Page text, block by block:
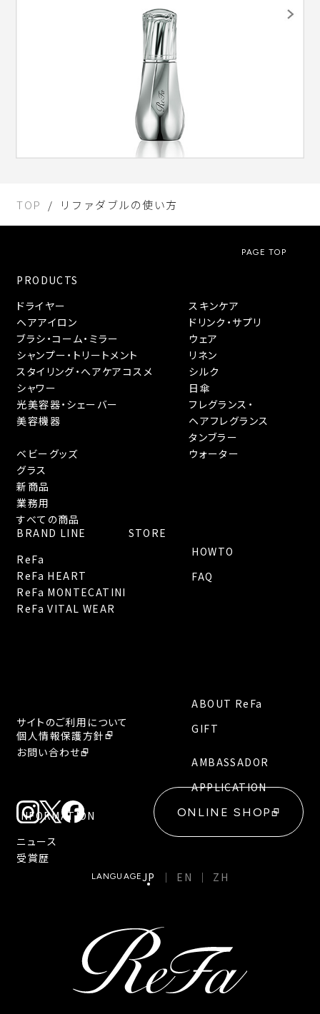
TOP リファダブルの使い方
PAGE TOP
PRODUCTS
ドライヤー
ヘアアイロン
ブラシ・コーム・ミラー
シャンプー・トリートメント
スタイリング・へアケアコスメ
シャワー
光美容器・シェーバー
美容機器
スキンケア
ドリンク・サプリ
ウェア
リネン
シルク
日傘
フレグランス・
ヘアフレグランス
タンブラー
ベビーグッズ
ウォーター
グラス
新商品
業務用
すべての商品
HOWTO
FAQ
BRAND LINE
ReFa
ReFa HEART
ReFa MONTECATINI
ReFa VITAL WEAR
STORE
INFORMATION
ニュース
受賞歴
ABOUT ReFa
GIFT
AMBASSADOR
APPLICATION
サイトのご利用について
個人情報保護方針
お問い合わせ
ONLINE SHOP
LANGUAGEJP EN ZH